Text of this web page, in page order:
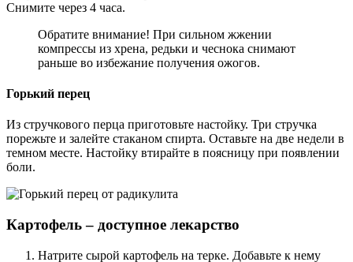
Снимите через 4 часа.
Обратите внимание! При сильном жжении
компрессы из хрена, редьки и чеснока снимают
раньше во избежание получения ожогов.
Горький перец
Из стручкового перца приготовьте настойку. Три стручка
порежьте и залейте стаканом спирта. Оставьте на две недели в
темном месте. Настойку втирайте в поясницу при появлении
боли.
Картофель – доступное лекарство
Натрите сырой картофель на терке. Добавьте к нему